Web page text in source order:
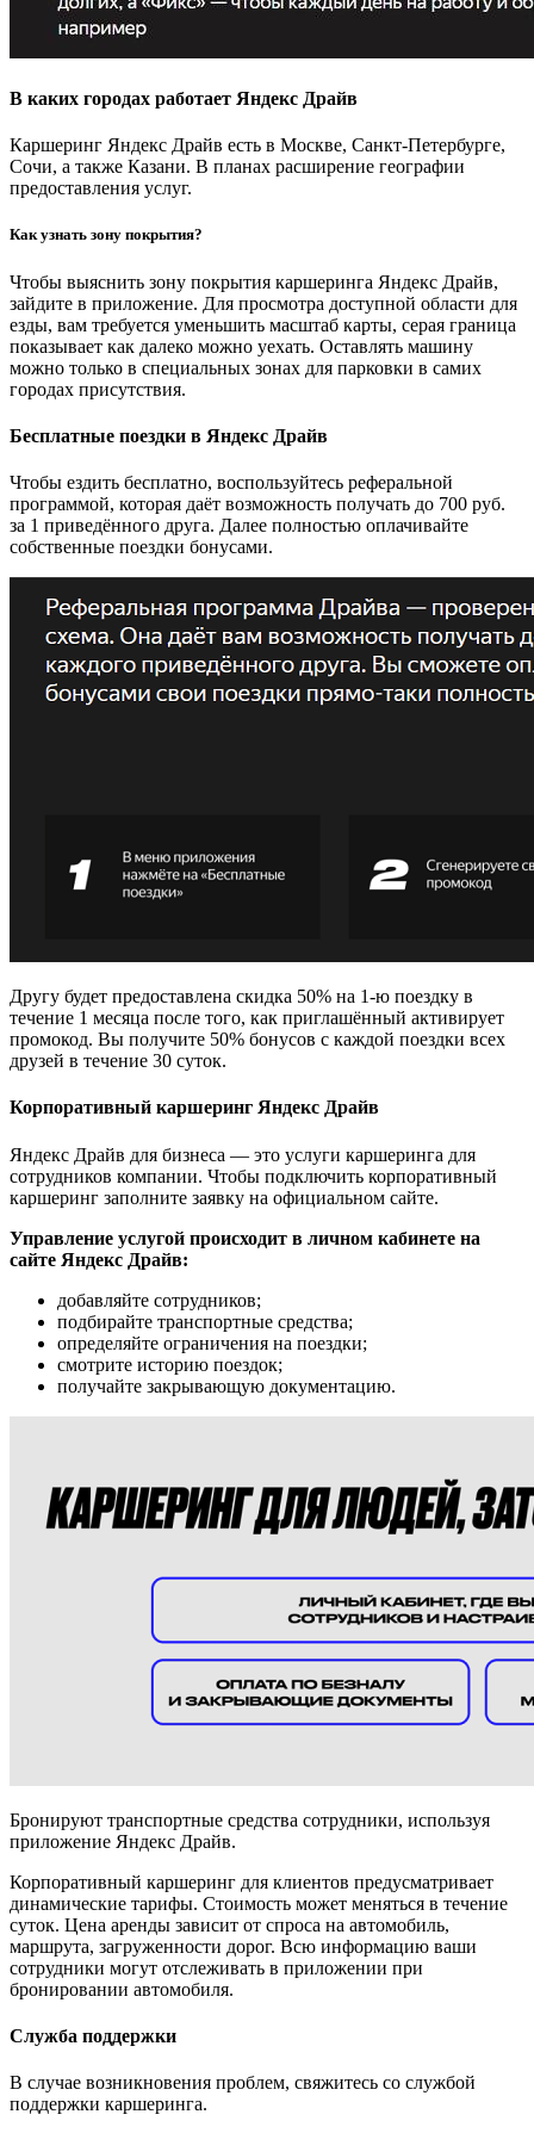
В каких городах работает Яндекс Драйв
Каршеринг Яндекс Драйв есть в Москве, Санкт-Петербурге,
Сочи, а также Казани. В планах расширение географии
предоставления услуг.
Как узнать зону покрытия?
Чтобы выяснить зону покрытия каршеринга Яндекс Драйв,
зайдите в приложение. Для просмотра доступной области для
езды, вам требуется уменьшить масштаб карты, серая граница
показывает как далеко можно уехать. Оставлять машину
можно только в специальных зонах для парковки в самих
городах присутствия.
Бесплатные поездки в Яндекс Драйв
Чтобы ездить бесплатно, воспользуйтесь реферальной
программой, которая даёт возможность получать до 700 руб.
за 1 приведённого друга. Далее полностью оплачивайте
собственные поездки бонусами.
Другу будет предоставлена скидка 50% на 1-ю поездку в
течение 1 месяца после того, как приглашённый активирует
промокод. Вы получите 50% бонусов с каждой поездки всех
друзей в течение 30 суток.
Корпоративный каршеринг Яндекс Драйв
Яндекс Драйв для бизнеса — это услуги каршеринга для
сотрудников компании. Чтобы подключить корпоративный
каршеринг заполните заявку на официальном сайте.
Управление услугой происходит в личном кабинете на
сайте Яндекс Драйв:
добавляйте сотрудников;
подбирайте транспортные средства;
определяйте ограничения на поездки;
смотрите историю поездок;
получайте закрывающую документацию.
Бронируют транспортные средства сотрудники, используя
приложение Яндекс Драйв.
Корпоративный каршеринг для клиентов предусматривает
динамические тарифы. Стоимость может меняться в течение
суток. Цена аренды зависит от спроса на автомобиль,
маршрута, загруженности дорог. Всю информацию ваши
сотрудники могут отслеживать в приложении при
бронировании автомобиля.
Служба поддержки
В случае возникновения проблем, свяжитесь со службой
поддержки каршеринга.